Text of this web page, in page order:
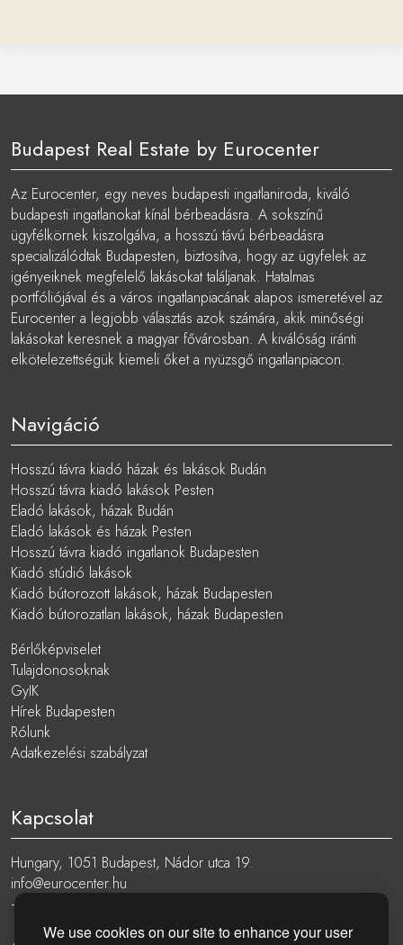
We use cookies on our site to enhance your user
Budapest Real Estate by Eurocenter
Az Eurocenter, egy neves budapesti ingatlaniroda, kiváló
budapesti ingatlanokat kínál bérbeadásra. A sokszínű
ügyfélkörnek kiszolgálva, a hosszú távú bérbeadásra
specializálódtak Budapesten, biztosítva, hogy az ügyfelek az
igényeiknek megfelelő lakásokat találjanak. Hatalmas
portfóliójával és a város ingatlanpiacának alapos ismeretével az
Eurocenter a legjobb választás azok számára, akik minőségi
lakásokat keresnek a magyar fővárosban. A kiválóság iránti
elkötelezettségük kiemeli őket a nyüzsgő ingatlanpiacon.
Navigáció
Hosszú távra kiadó házak és lakások Budán
Hosszú távra kiadó lakások Pesten
Eladó lakások, házak Budán
Eladó lakások és házak Pesten
Hosszú távra kiadó ingatlanok Budapesten
Kiadó stúdió lakások
Kiadó bútorozott lakások, házak Budapesten
Kiadó bútorozatlan lakások, házak Budapesten
Bérlőképviselet
Tulajdonosoknak
GyIK
Hírek Budapesten
Rólunk
Adatkezelési szabályzat
Kapcsolat
Hungary, 1051 Budapest, Nádor utca 19.
info@eurocenter.hu
+36 20 919 0005